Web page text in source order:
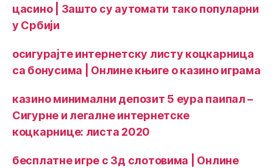
цасино | Зашто су аутомати тако популарни
у Србији
осигурајте интернетску листу коцкарница
са бонусима | Онлине књиге о казино играма
казино минимални депозит 5 еура паипал –
Сигурне и легалне интернетске
коцкарнице: листа 2020
бесплатне игре с 3д слотовима | Онлине